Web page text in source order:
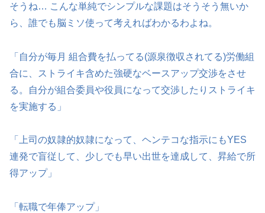
そうね… こんな単純でシンプルな課題はそうそう無いか
ら、誰でも脳ミソ使って考えればわかるわよね。
「自分が毎月 組合費を払ってる(源泉徴収されてる)労働組
合に、ストライキ含めた強硬なベースアップ交渉をさせ
る。自分が組合委員や役員になって交渉したりストライキ
を実施する」
「上司の奴隷的奴隷になって、ヘンテコな指示にもYES
連発で盲従して、少しでも早い出世を達成して、昇給で所
得アップ」
「転職で年俸アップ」